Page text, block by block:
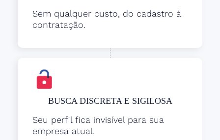
Sem qualquer custo, do cadastro à
contratação.
BUSCA DISCRETA E SIGILOSA
Seu perfil fica invisível para sua
empresa atual.